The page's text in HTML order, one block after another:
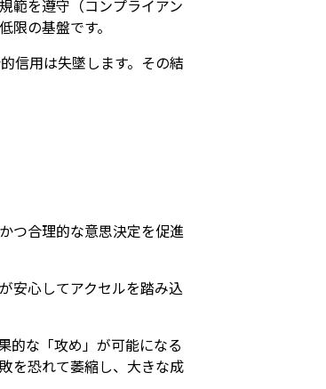
範を遵守（コンプライアン
の基盤です。
信用は失墜します。その結
つ合理的な意思決定を促進
安心してアクセルを踏み込
的な「攻め」が可能になる
を恐れて萎縮し、大きな成